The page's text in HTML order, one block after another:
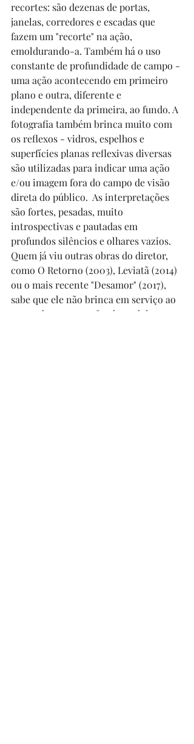
recortes: são dezenas de portas,
janelas, corredores e escadas que
fazem um "recorte" na ação,
emoldurando-a. Também há o uso
constante de profundidade de campo -
uma ação acontecendo em primeiro
plano e outra, diferente e
independente da primeira, ao fundo. A
fotografia também brinca muito com
os reflexos - vidros, espelhos e
superfícies planas reflexivas diversas
são utilizadas para indicar uma ação
e/ou imagem fora do campo de visão
direta do público.  As interpretações
são fortes, pesadas, muito
introspectivas e pautadas em
profundos silêncios e olhares vazios.
Quem já viu outras obras do diretor,
como O Retorno (2003), Leviatã (2014)
ou o mais recente "Desamor" (2017),
sabe que ele não brinca em serviço ao
tratar de temas profundos e dolorosos.